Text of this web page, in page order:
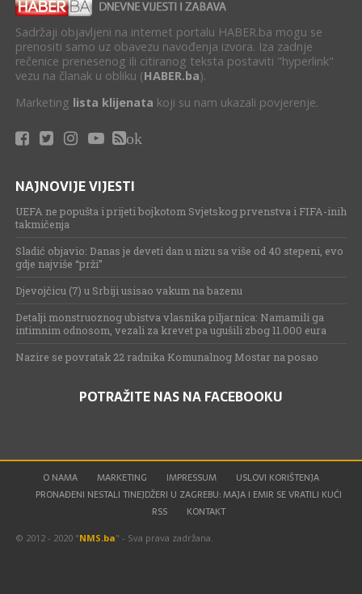
Sadržaji objavljeni na internet portalu HABER.ba mogu se
prenositi samo uz obavezu navođenja izvora. Iza zadnje
rečenice prenesenog ili citiranog teksta postaviti "hyperlink"
vezu na članak u obliku (HABER.ba).
Marketing lista klijenata koji su nam ukazali povjerenje.
ok
NAJNOVIJE VIJESTI
UEFA ne popušta i prijeti bojkotom Svjetskog prvenstva i FIFA-inih
takmičenja
Sladić objavio: Danas je deveti dan u nizu sa više od 40 stepeni, evo
gdje najviše “prži”
Djevojčicu (7) u Srbiji usisao vakum na bazenu
Detalji monstruoznog ubistva vlasnika piljarnica: Namamili ga
intimnim odnosom, vezali za krevet pa ugušili zbog 11.000 eura
Nazire se povratak 22 radnika Komunalnog Mostar na posao
POTRAŽITE NAS NA FACEBOOKU
O NAMA MARKETING IMPRESSUM
USLOVI KORIŠTENJA
PRONAĐENI NESTALI TINEJDŽERI U ZAGREBU: MAJA I EMIR SE VRATILI KUĆI
RSS
KONTAKT
© 2012 - 2020 "NMS.ba" - Sva prava zadržana.